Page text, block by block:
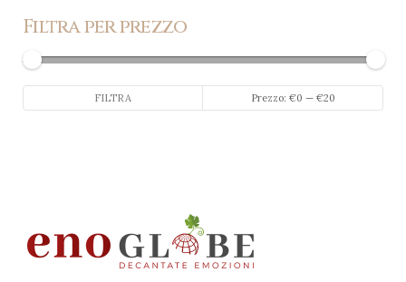
Filtra per prezzo
Min
Max
FILTRA Prezzo: €0 — €20